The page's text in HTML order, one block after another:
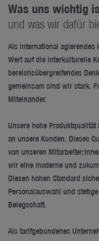
Was uns wichtig
und was wir dafür
Als international agierendes
Wert auf die interkulturelle
bereichsübergreifendes
gemeinsam sind wir stark.
Miteinander.
Unsere hohe
an unsere Kunden. Dieses
von unseren
wir eine moderne und
Diesen hohen Standard
Personalauswahl und
Belegschaft.
Als tarifgebundenes